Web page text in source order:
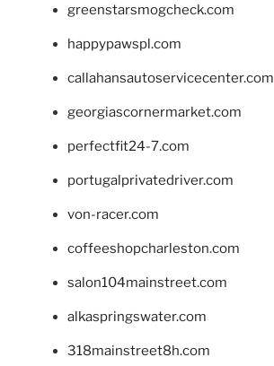
greenstarsmogcheck.com
happypawspl.com
callahansautoservicecenter.com
georgiascornermarket.com
perfectfit24-7.com
portugalprivatedriver.com
von-racer.com
coffeeshopcharleston.com
salon104mainstreet.com
alkaspringswater.com
318mainstreet8h.com